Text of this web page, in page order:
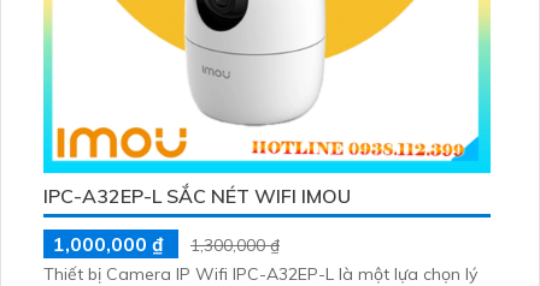
IPC-A32EP-L SẮC NÉT WIFI IMOU
1,000,000 ₫
1,300,000 ₫
Thiết bị Camera IP Wifi IPC-A32EP-L là một lựa chọn lý